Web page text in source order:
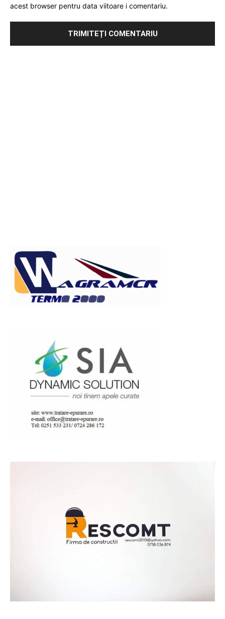
acest browser pentru data viitoare i comentariu.